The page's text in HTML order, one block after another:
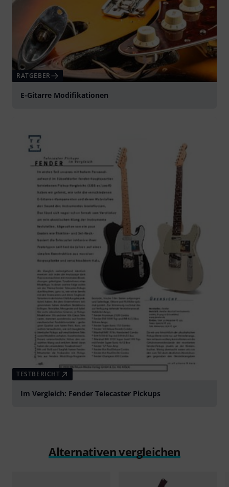
RATGEBER
E-Gitarre Modifikationen
TESTBERICHT
Im Vergleich: Fender Telecaster Pickups
Alternativen vergleichen